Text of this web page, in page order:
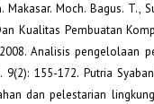
Moch. Bagus. T.,
Kualitas Pembuatan
Analisis
155-172. Putria
dan pelestarian